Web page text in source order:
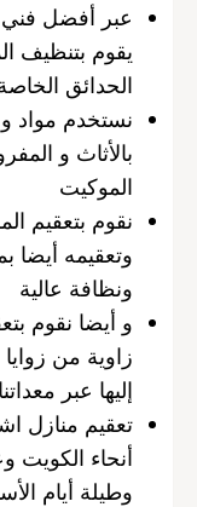
عبر أفضل فني
يقوم بتنظيف
الحدائق
نستخدم مواد و
بالأثاث و
الموكيت
نقوم بتعقيم
وتعقيمه أيضا
ونظافة عالية
و أيضا نقوم
زاوية من
إليها عبر
تعقيم منازل
وطيلة أيام